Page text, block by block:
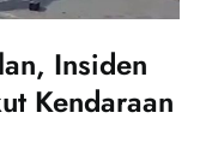
Insiden
Kendaraan